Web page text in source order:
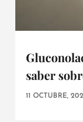
saber
11 OCTUBRE,